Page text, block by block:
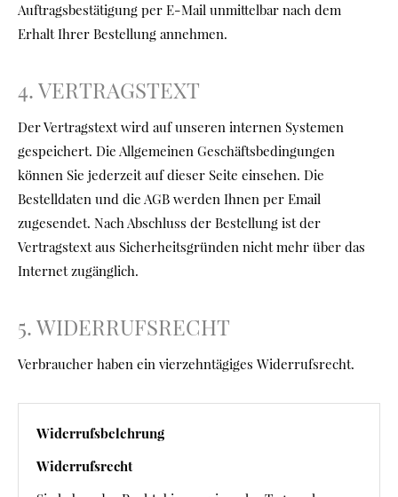
Auftragsbestätigung per E-Mail unmittelbar nach dem
Erhalt Ihrer Bestellung annehmen.
4. VERTRAGSTEXT
Der Vertragstext wird auf unseren internen Systemen
gespeichert. Die Allgemeinen Geschäftsbedingungen
können Sie jederzeit auf dieser Seite einsehen. Die
Bestelldaten und die AGB werden Ihnen per Email
zugesendet. Nach Abschluss der Bestellung ist der
Vertragstext aus Sicherheitsgründen nicht mehr über das
Internet zugänglich.
5. WIDERRUFSRECHT
Verbraucher haben ein vierzehntägiges Widerrufsrecht.
Widerrufsbelehrung
Widerrufsrecht